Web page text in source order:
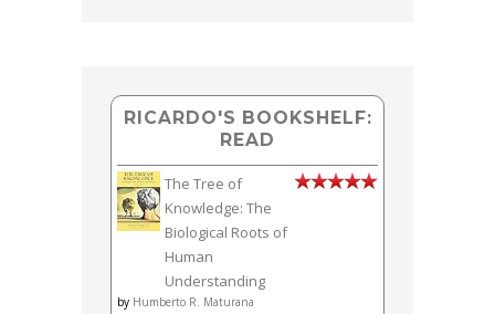
RICARDO'S BOOKSHELF:
READ
The Tree of
Knowledge: The
Biological Roots of
Human
Understanding
by Humberto R. Maturana